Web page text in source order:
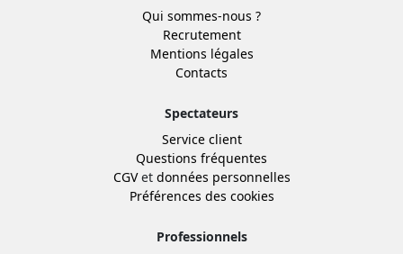
Qui sommes-nous ?
Recrutement
Mentions légales
Contacts
Spectateurs
Service client
Questions fréquentes
CGVet données personnelles
Préférences des cookies
Professionnels